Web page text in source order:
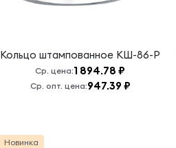
Кольцо штампованное КШ-86-Р
Ср. цена:1 894.78 ₽
Ср. опт. цена:947.39 ₽
Новинка